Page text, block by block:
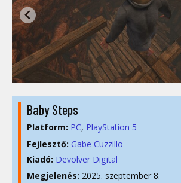
Baby Steps
Platform: PC PlayStation 5
Fejlesztő: Gabe Cuzzillo
Kiadó: Devolver Digital
Megjelenés: 2025. szeptember 8.